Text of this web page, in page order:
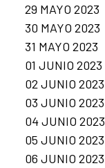
29 MAYO 2023
30 MAYO 2023
31 MAYO 2023
01 JUNIO 2023
02 JUNIO 2023
03 JUNIO 2023
04 JUNIO 2023
05 JUNIO 2023
06 JUNIO 2023